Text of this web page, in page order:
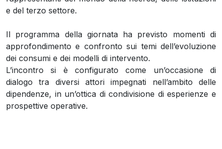
e del terzo settore.
Il programma della giornata ha previsto momenti di
approfondimento e confronto sui temi dell’evoluzione
dei consumi e dei modelli di intervento.
L’incontro si è configurato come un’occasione di
dialogo tra diversi attori impegnati nell’ambito delle
dipendenze, in un’ottica di condivisione di esperienze e
prospettive operative.